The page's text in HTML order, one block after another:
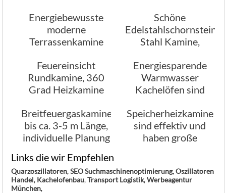
Ofenbau
Energiebewusste
moderne
Terrassenkamine
Gasfeuer
Schöne
Edelstahlschornstein
Stahl Kamine,
Rauchabzugs
Feuereinsicht
Rundkamine, 360
Grad Heizkamine
Beliebtheit
Energiesparende
Warmwasser
Kachelöfen sind
leistungsfähig
Breitfeuergaskamine
bis ca. 3-5 m Länge,
individuelle Planung
Speicherheizkamine
sind effektiv und
haben große
Stamminger
München
Links die wir Empfehlen
Quarzoszillatoren,SEO Suchmaschinenoptimierung,Oszillatoren
Handel, Kachelofenbau,Transport Logistik,Werbeagentur
München,